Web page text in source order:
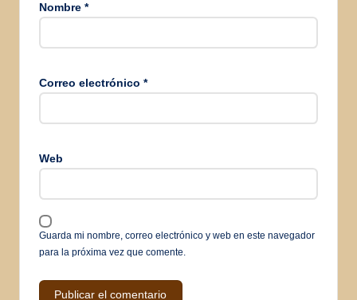
Nombre *
Correo electrónico *
Web
Guarda mi nombre, correo electrónico y web en este navegador
para la próxima vez que comente.